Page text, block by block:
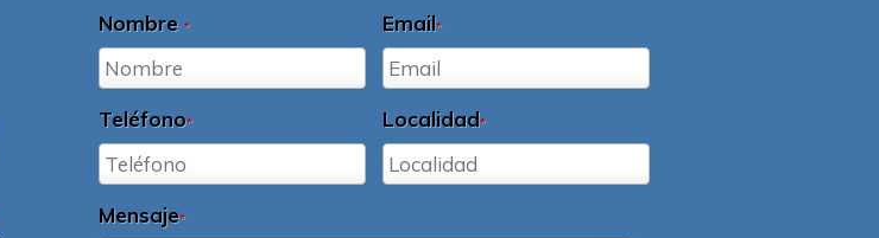
Nombre * Email*
Teléfono* Localidad*
Mensaje*